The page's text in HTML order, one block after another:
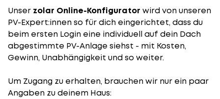
Unser zolar Online-Konfigurator wird von unseren
PV-Expert:innen so für dich eingerichtet, dass du
beim ersten Login eine individuell auf dein Dach
abgestimmte PV-Anlage siehst - mit Kosten,
Gewinn, Unabhängigkeit und so weiter.
Um Zugang zu erhalten, brauchen wir nur ein paar
Angaben zu deinem Haus: